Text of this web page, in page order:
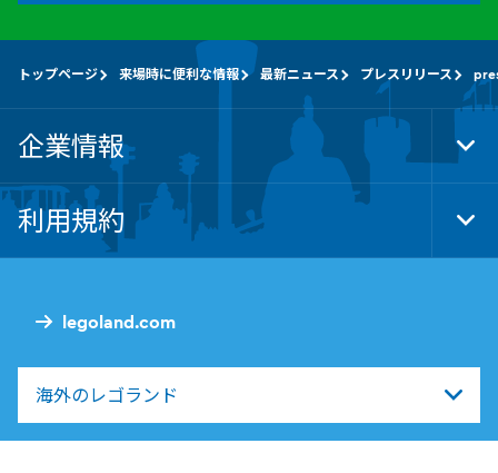
legoland.com
海外のレゴランド
トップページ 来場時に便利な情報 最新ニュース プレスリリース
企業情報
利用規約